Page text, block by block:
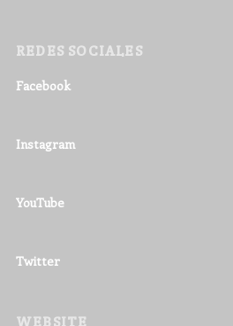
REDES SOCIALES
Facebook
Instagram
YouTube
Twitter
WEBSITE